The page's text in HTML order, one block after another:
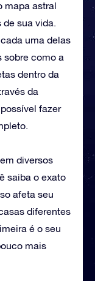
mapa astral
sua vida.
uma delas
sobre como a
dentro da
da
fazer
diversos
saiba o exato
afeta seu
diferentes
é o seu
mais